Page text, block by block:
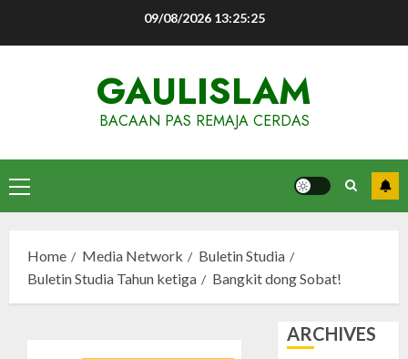
09/08/2026 13:25:26
GAULISLAM
BACAAN PAS REMAJA CERDAS
Primary
Menu
Home Media Network
Buletin Studia
Buletin Studia Tahun ketiga
Bangkit dong Sobat!
ARCHIVES